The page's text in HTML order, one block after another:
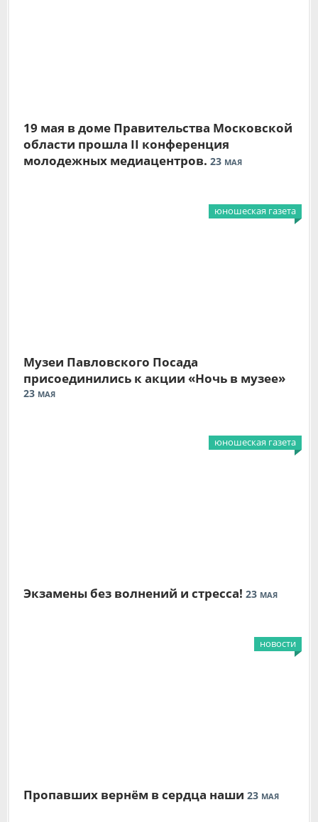
19 мая в доме Правительства Московской
области прошла II конференция
молодежных медиацентров. 23 МАЯ
юношеская газета
Музеи Павловского Посада
присоединились к акции «Ночь в музее»
23 МАЯ
юношеская газета
Экзамены без волнений и стресса! 23 МАЯ
новости
Пропавших вернём в сердца наши 23 МАЯ